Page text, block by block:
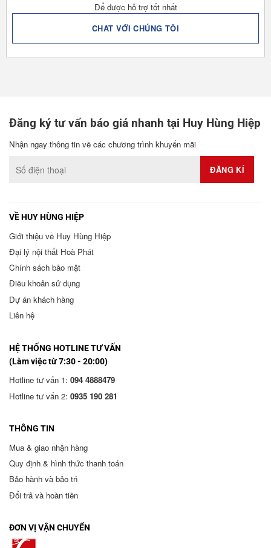
Để được hỗ trợ tốt nhất
CHAT VỚI CHÚNG TÔI
Đăng ký tư vấn báo giá nhanh tại Huy Hùng Hiệp
Nhận ngay thông tin về các chương trình khuyến mãi
VỀ HUY HÙNG HIỆP
Giới thiệu về Huy Hùng Hiệp
Đại lý nội thất Hoà Phát
Chính sách bảo mật
Điều khoản sử dụng
Dự án khách hàng
Liên hệ
HỆ THỐNG HOTLINE TƯ VẤN
(Làm việc từ 7:30 - 20:00)
Hotline tư vấn 1: 094 4888479
Hotline tư vấn 2: 0935 190 281
THÔNG TIN
Mua & giao nhận hàng
Quy định & hình thức thanh toán
Bảo hành và bảo trì
Đổi trả và hoàn tiền
ĐƠN VỊ VẬN CHUYỂN